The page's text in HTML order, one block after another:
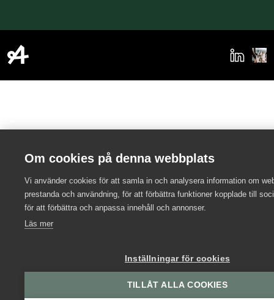
Om cookies på denna webbplats
Vi använder cookies för att samla in och analysera information om
prestanda och användning, för att förbättra funktioner kopplade till
för att förbättra och anpassa innehåll och annonser.
Läs mer
Inställningar för cookies
TILLÅT ALLA COOKIES